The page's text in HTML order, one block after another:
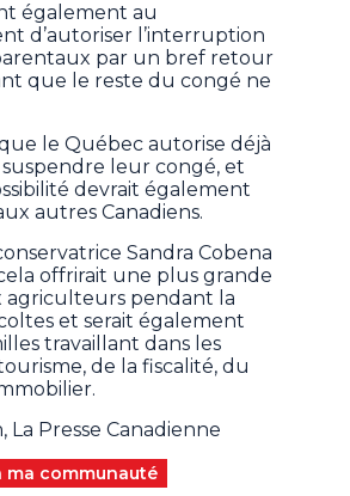
également au
d’autoriser l’interruption
par un bref retour
que le reste du congé ne
le Québec autorise déjà
suspendre leur congé, et
devrait également
autres Canadiens.
Sandra Cobena
offrirait une plus grande
agriculteurs pendant la
et serait également
travaillant dans les
de la fiscalité, du
La Presse Canadienne
ma communauté